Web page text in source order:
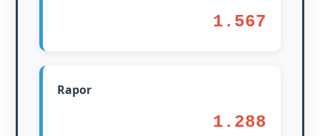
1.567
Rapor
1.288